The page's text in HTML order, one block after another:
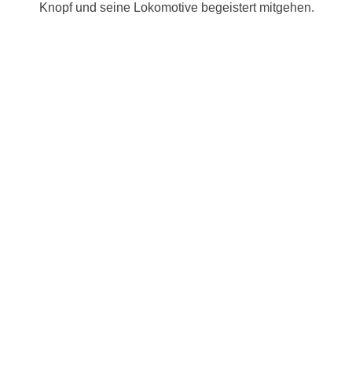
Knopf und seine Lokomotive begeistert mitgehen.